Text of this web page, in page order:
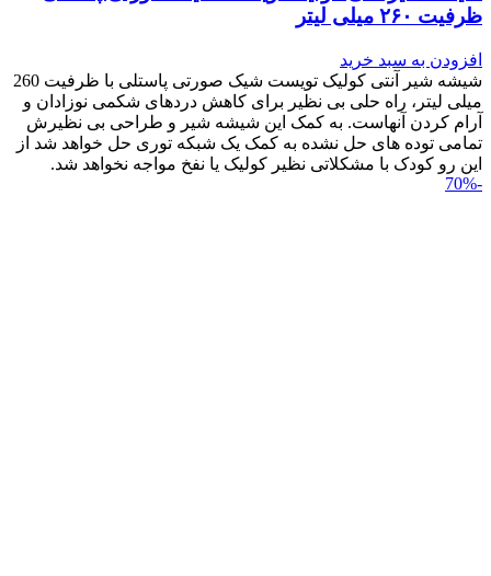
ظرفیت ۲۶۰ میلی لیتر
افزودن به سبد خرید
شیشه شیر آنتی کولیک تویست شیک صورتی پاستلی با ظرفیت 260
میلی لیتر، راه حلی بی نظیر برای کاهش دردهای شکمی نوزادان و
آرام کردن آنهاست. به کمک این شیشه شیر و طراحی بی نظیرش
تمامی توده های حل نشده به کمک یک شبکه توری حل خواهد شد از
این رو کودک با مشکلاتی نظیر کولیک یا نفخ مواجه نخواهد شد.
-70%